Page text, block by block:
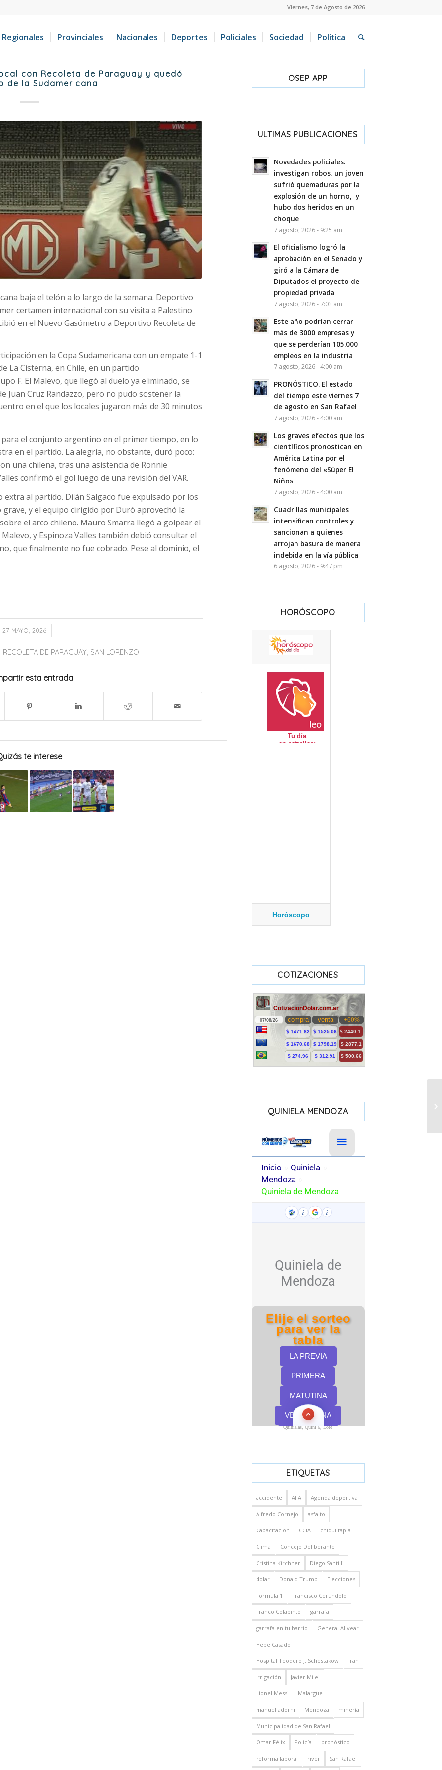
Viernes, 7 de Agosto de 2026
Regionales Provinciales Nacionales Deportes Policiales Sociedad Política
con Recoleta de Paraguay y quedó
de la Sudamericana
baja el telón a lo largo de la semana. Deportivo
certamen internacional con su visita a Palestino
en el Nuevo Gasómetro a Deportivo Recoleta de
en la Copa Sudamericana con un empate 1-1
La Cisterna, en Chile, en un partido
F. El Malevo, que llegó al duelo ya eliminado, se
Juan Cruz Randazzo, pero no pudo sostener la
en el que los locales jugaron más de 30 minutos
el conjunto argentino en el primer tiempo, en lo
en el partido. La alegría, no obstante, duró poco:
una chilena, tras una asistencia de Ronnie
confirmó el gol luego de una revisión del VAR.
al partido. Dilán Salgado fue expulsado por los
y el equipo dirigido por Duró aprovechó la
el arco chileno. Mauro Smarra llegó a golpear el
y Espinoza Valles también debió consultar el
que finalmente no fue cobrado. Pese al dominio, el
27 MAYO, 2026
/
DE PARAGUAY, SAN LORENZO
esta entrada
te interese
OSEP APP
ULTIMAS PUBLICACIONES
Novedades policiales:
investigan robos, un joven
sufrió quemaduras por la
explosión de un horno, y
hubo dos heridos en un
choque
7 agosto, 2026 - 9:25 am
El oficialismo logró la
aprobación en el Senado y
giró a la Cámara de
Diputados el proyecto de
propiedad privada
7 agosto, 2026 - 7:03 am
Este año podrían cerrar
más de 3000 empresas y
que se perderían 105.000
empleos en la industria
7 agosto, 2026 - 4:00 am
PRONÓSTICO. El estado
del tiempo este viernes 7
de agosto en San Rafael
7 agosto, 2026 - 4:00 am
Los graves efectos que los
científicos pronostican en
América Latina por el
fenómeno del «Súper El
Niño»
7 agosto, 2026 - 4:00 am
Cuadrillas municipales
intensifican controles y
sancionan a quienes
arrojan basura de manera
indebida en la vía pública
6 agosto, 2026 - 9:47 pm
HORÓSCOPO
Horóscopo
COTIZACIONES
QUINIELA MENDOZA
Quinielas, Quini 6, Loto
ETIQUETAS
accidente AFA Agenda deportiva
Alfredo Cornejo asfalto
Capacitación CCIA chiqui tapia
Clima Concejo Deliberante
Cristina Kirchner Diego Santilli
dolar Donald Trump Elecciones
Formula 1 Francisco Cerúndolo
Franco Colapinto garrafa
garrafa en tu barrio General ALvear
Hebe Casado
Hospital Teodoro J. Schestakow Iran
Irrigación Javier Milei
Lionel Messi Malargüe
manuel adorni Mendoza minería
Municipalidad de San Rafael
Omar Félix Policía pronóstico
reforma laboral river San Rafael